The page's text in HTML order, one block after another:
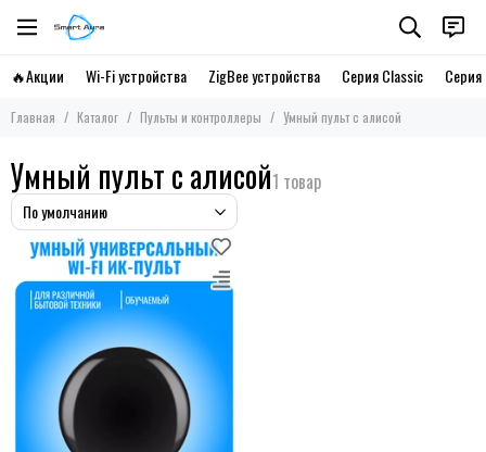
🔥Акции Wi-Fi устройства ZigBee устройства Серия Classic Серия
Главная Каталог Пульты и контроллеры Умный пульт с алисой
Умный пульт с алисой